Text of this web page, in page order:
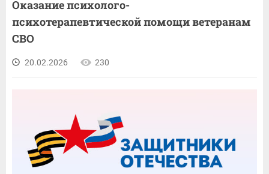
Оказание психолого-
психотерапевтичеcкой помощи ветеранам
СВО
20.02.2026 230